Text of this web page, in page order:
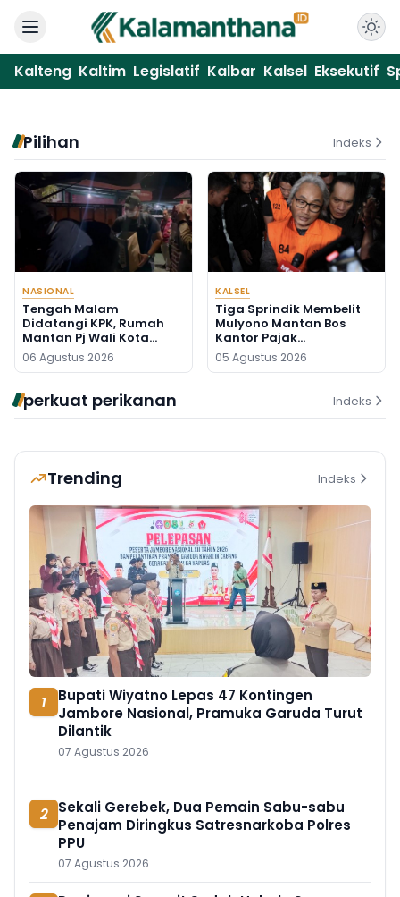
Kalteng Kaltim Legislatif Kalbar Kalsel Eksekutif
Pilihan Indeks
NASIONAL
Tengah Malam
Didatangi KPK, Rumah
Mantan Pj Wali Kota
Digeledah, Empat Koper
Dibawa
06 Agustus 2026
KALSEL
Tiga Sprindik Membelit
Mulyono Mantan Bos
Kantor Pajak
Banjarmasin
05 Agustus 2026
perkuat perikanan Indeks
Trending Indeks
1
Bupati Wiyatno Lepas 47 Kontingen
Jambore Nasional, Pramuka Garuda Turut
Dilantik
07 Agustus 2026
2 Sekali Gerebek, Dua Pemain Sabu-sabu
Penajam Diringkus Satresnarkoba Polres
PPU
07 Agustus 2026